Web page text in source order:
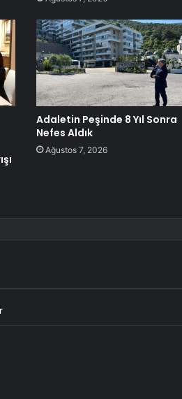
Adaletin Peşinde 8 Yıl Sonra
Nefes Aldık
Ağustos 7, 2026